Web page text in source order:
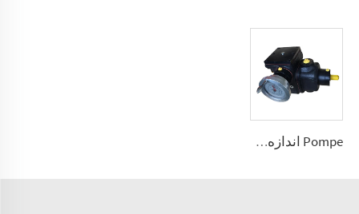
Pompe اندازه‌گیری فشار بالا نوع A2VK(JLB) برای PU 5، 12، 28، 55، 107، 225 (سانتی‌متر مکعب در دور)